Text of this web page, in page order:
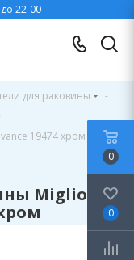
22-00
для раковины
-
19474 хром
Migliore
0
0